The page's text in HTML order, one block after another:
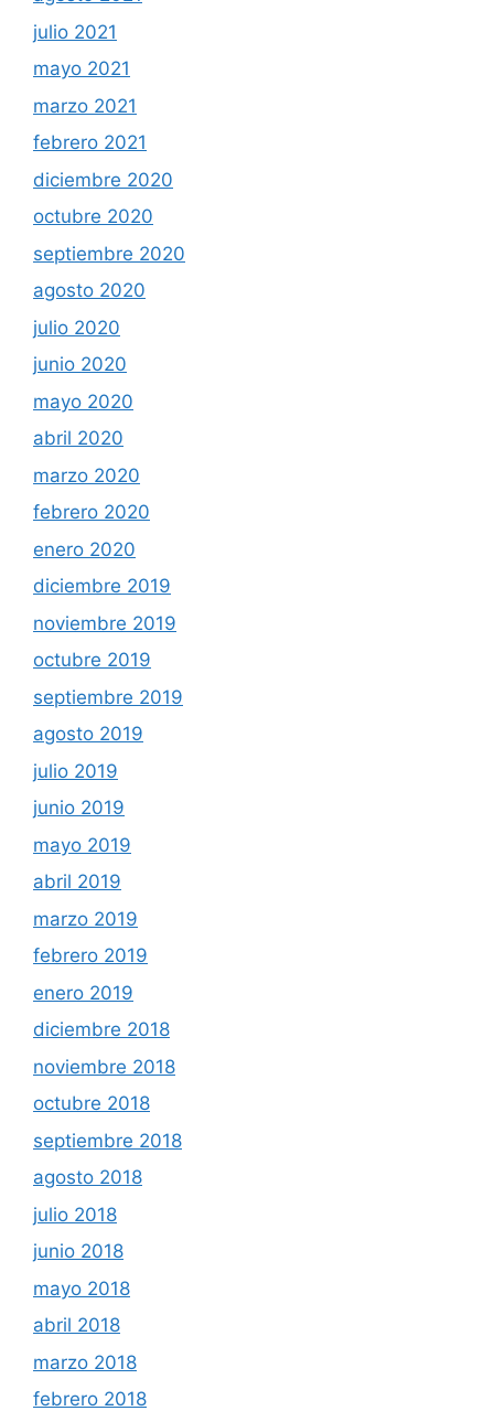
julio 2021
mayo 2021
marzo 2021
febrero 2021
diciembre 2020
octubre 2020
septiembre 2020
agosto 2020
julio 2020
junio 2020
mayo 2020
abril 2020
marzo 2020
febrero 2020
enero 2020
diciembre 2019
noviembre 2019
octubre 2019
septiembre 2019
agosto 2019
julio 2019
junio 2019
mayo 2019
abril 2019
marzo 2019
febrero 2019
enero 2019
diciembre 2018
noviembre 2018
octubre 2018
septiembre 2018
agosto 2018
julio 2018
junio 2018
mayo 2018
abril 2018
marzo 2018
febrero 2018